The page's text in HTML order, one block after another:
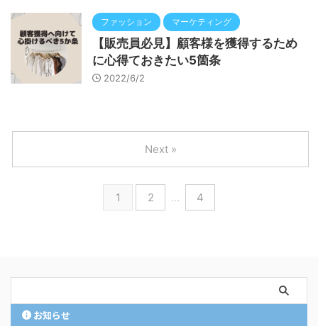
ファッション マーケティング
【販売員必見】顧客様を獲得するため
に心得ておきたい5箇条
2022/6/2
1 2 … 4
Next »
お知らせ